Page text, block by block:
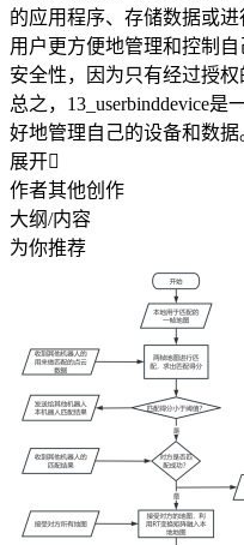
的应用程序、存储数据或
用户更方便地管理和控制
安全性，因为只有经过授权
总之，13_userbinddevice
好地管理自己的设备和数据
展开
作者其他创作
大纲/内容
为你推荐